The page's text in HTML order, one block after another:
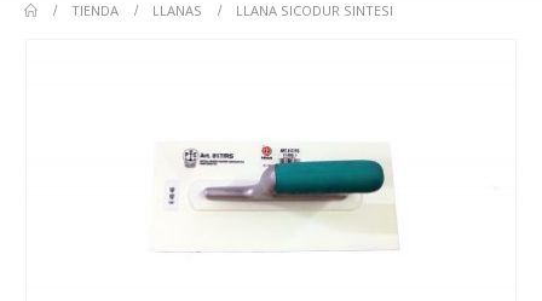
TIENDA LLANAS LLANA SICODUR SINTESI